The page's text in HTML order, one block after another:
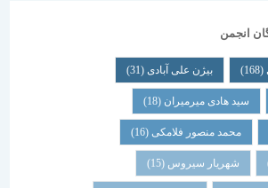
بیژن علی آبادی(31)
میرمیران(18)
منصور فلامکی (16)
سیروس(15)